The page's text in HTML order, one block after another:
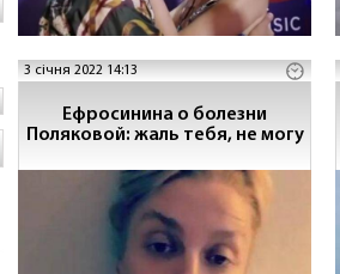
3 січня 2022 14:13
Ефросинина о болезни
Поляковой: жаль тебя, не могу